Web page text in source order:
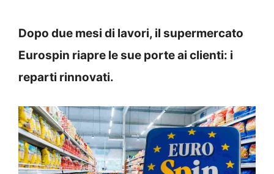
Dopo due mesi di lavori, il supermercato
Eurospin riapre le sue porte ai clienti: i
reparti rinnovati.